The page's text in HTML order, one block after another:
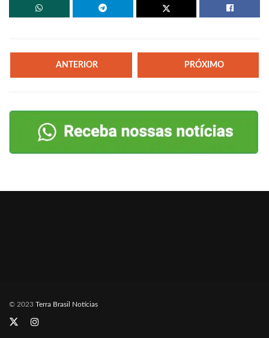
ANTERIOR PRÓXIMO
© 2023 Terra Brasil Notícias